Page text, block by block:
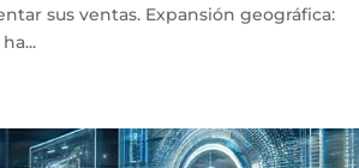
sus ventas. Expansión geográfica: